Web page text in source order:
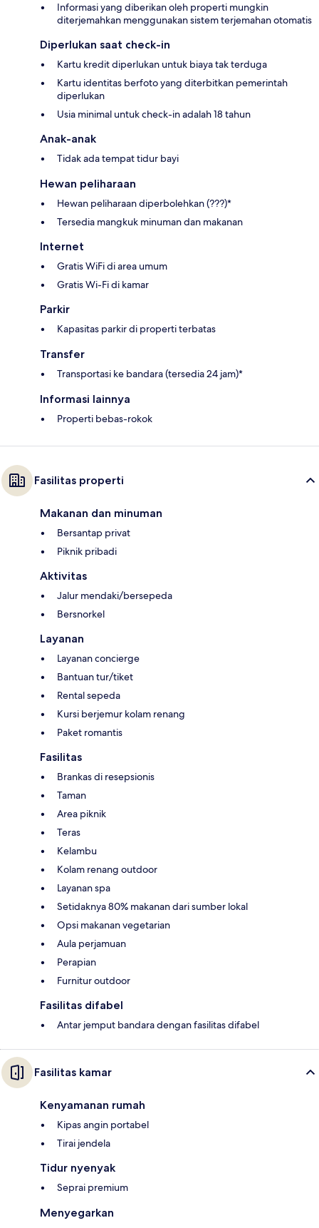
Informasi yang diberikan oleh properti mungkin
diterjemahkan menggunakan sistem terjemahan otomatis
Diperlukan saat check-in
Kartu kredit diperlukan untuk biaya tak terduga
Kartu identitas berfoto yang diterbitkan pemerintah
diperlukan
Usia minimal untuk check-in adalah 18 tahun
Anak-anak
Tidak ada tempat tidur bayi
Hewan peliharaan
Hewan peliharaan diperbolehkan (???)*
Tersedia mangkuk minuman dan makanan
Internet
Gratis WiFi di area umum
Gratis Wi-Fi di kamar
Parkir
Kapasitas parkir di properti terbatas
Transfer
Transportasi ke bandara (tersedia 24 jam)*
Informasi lainnya
Properti bebas-rokok
Fasilitas properti
Makanan dan minuman
Bersantap privat
Piknik pribadi
Aktivitas
Jalur mendaki/bersepeda
Bersnorkel
Layanan
Layanan concierge
Bantuan tur/tiket
Rental sepeda
Kursi berjemur kolam renang
Paket romantis
Fasilitas
Brankas di resepsionis
Taman
Area piknik
Teras
Kelambu
Kolam renang outdoor
Layanan spa
Setidaknya 80% makanan dari sumber lokal
Opsi makanan vegetarian
Aula perjamuan
Perapian
Furnitur outdoor
Fasilitas difabel
Antar jemput bandara dengan fasilitas difabel
Fasilitas kamar
Kenyamanan rumah
Kipas angin portabel
Tirai jendela
Tidur nyenyak
Seprai premium
Menyegarkan